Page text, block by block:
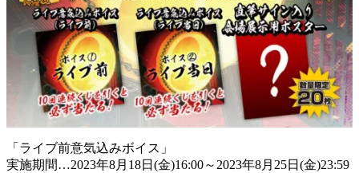
「ライブ前意気込みボイス」
実施期間…2023年8月18日(金)16:00～2023年8月25日(金)23:59